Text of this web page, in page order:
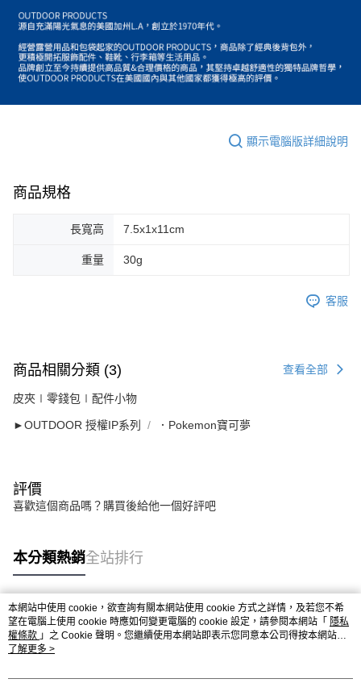
顯示電腦版詳細說明
商品規格
長寬高 7.5x1x11cm
重量 30g
客服
商品相關分類 (3) 查看全部
皮夾∣零錢包∣配件小物
►OUTDOOR 授權IP系列 ．Pokemon寶可夢
評價
喜歡這個商品嗎？購買後給他一個好評吧
本分類熱銷全站排行
熱門標籤
本網站中使用 cookie，欲查詢有關本網站使用 cookie 方式之詳情，及若您不希
望在電腦上使用 cookie 時應如何變更電腦的 cookie 設定，請參閱本網站「 隱私
權條款 」之 Cookie 聲明。您繼續使用本網站即表示您同意本公司得按本網站使
用條款之 Cookie 聲明使用 cookie。
了解更多 >